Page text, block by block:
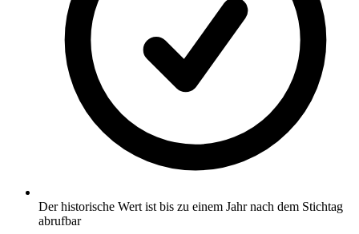
Der historische Wert ist bis zu einem Jahr nach dem Stichtag
abrufbar